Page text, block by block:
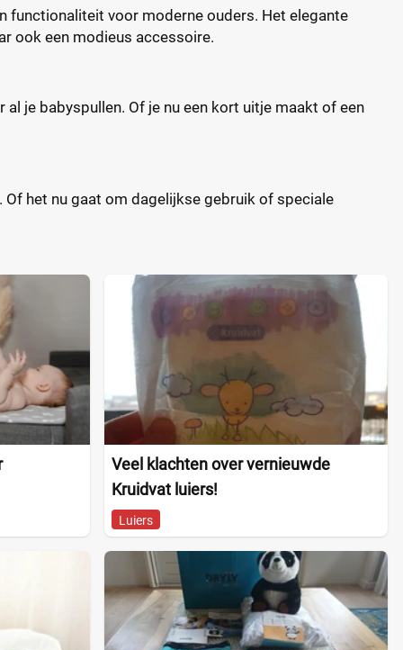
functionaliteit voor moderne ouders. Het elegante
ook een modieus accessoire.
je babyspullen. Of je nu een kort uitje maakt of een
het nu gaat om dagelijkse gebruik of speciale
Veel klachten over vernieuwde
Kruidvat luiers!
Luiers